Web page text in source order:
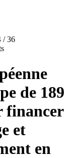
/ 36
de 189
financer
et
en